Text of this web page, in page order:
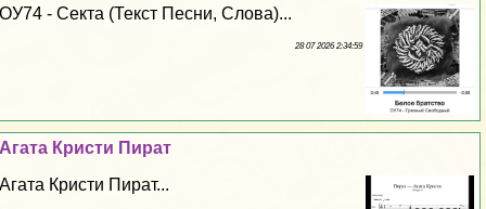
ОУ74 - Секта (Текст Песни, Слова)...
28 07 2026 2:34:59
Агата Кристи Пират
Агата Кристи Пират...